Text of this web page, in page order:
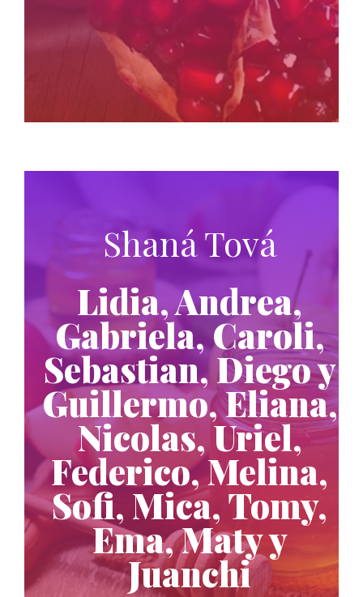
Shaná Tová
Lidia, Andrea,
Gabriela, Caroli,
Sebastian, Diego y
Guillermo, Eliana,
Nicolas, Uriel,
Federico, Melina,
Sofi, Mica, Tomy,
Ema, Maty y
Juanchi